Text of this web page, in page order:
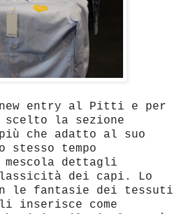
entry al Pitti e per
la sezione
che adatto al suo
tempo
mescola dettagli
dei capi. Lo
le fantasie dei tessuti
inserisce come